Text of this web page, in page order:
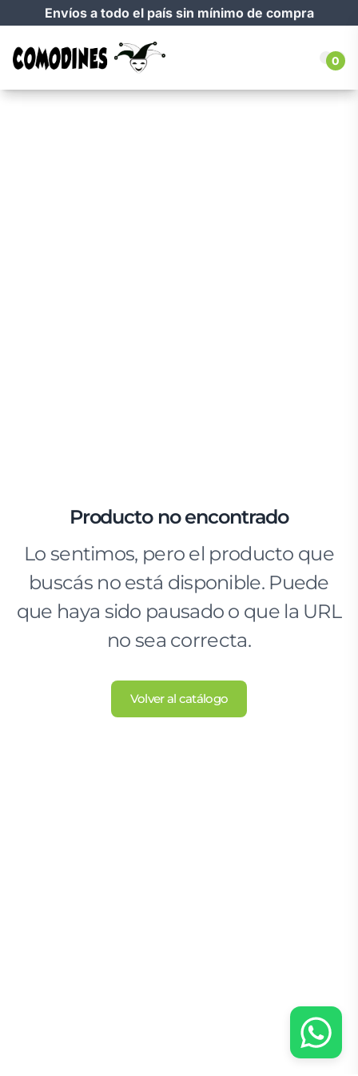
Envíos a todo el país sin mínimo de compra
0
Producto no encontrado
Lo sentimos, pero el producto que
buscás no está disponible. Puede
que haya sido pausado o que la URL
no sea correcta.
Volver al catálogo